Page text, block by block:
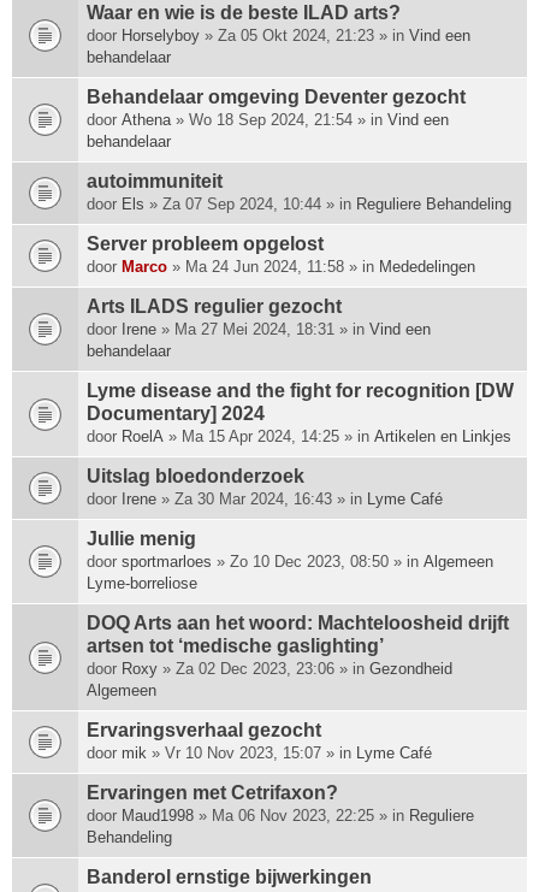
Waar en wie is de beste ILAD arts?
door Horselyboy » Za 05 Okt 2024, 21:23 » in Vind een
behandelaar
Behandelaar omgeving Deventer gezocht
door Athena » Wo 18 Sep 2024, 21:54 » in Vind een
behandelaar
autoimmuniteit
door Els » Za 07 Sep 2024, 10:44 » in Reguliere Behandeling
Server probleem opgelost
door Marco » Ma 24 Jun 2024, 11:58 » in Mededelingen
Arts ILADS regulier gezocht
door Irene » Ma 27 Mei 2024, 18:31 » in Vind een
behandelaar
Lyme disease and the fight for recognition [DW
Documentary] 2024
door RoelA » Ma 15 Apr 2024, 14:25 » in Artikelen en Linkjes
Uitslag bloedonderzoek
door Irene » Za 30 Mar 2024, 16:43 » in Lyme Café
Jullie menig
door sportmarloes » Zo 10 Dec 2023, 08:50 » in Algemeen
Lyme-borreliose
DOQ Arts aan het woord: Machte­loosheid drijft
artsen tot ‘medische gas­lighting’
door Roxy » Za 02 Dec 2023, 23:06 » in Gezondheid
Algemeen
Ervaringsverhaal gezocht
door mik » Vr 10 Nov 2023, 15:07 » in Lyme Café
Ervaringen met Cetrifaxon?
door Maud1998 » Ma 06 Nov 2023, 22:25 » in Reguliere
Behandeling
Banderol ernstige bijwerkingen